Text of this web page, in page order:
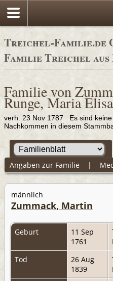
Treichel-Familie.de
Familie Treichel
Familie von
Runge, Maria
verh. 23 Nov 1787 Es sind
Nachkommen in diesem
Angaben zur Familie |
männlich
Zummack, Martin
Geburt
11 Sep
1761
Tod
26 Aug
1839